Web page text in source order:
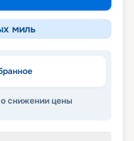
миль
снижении цены